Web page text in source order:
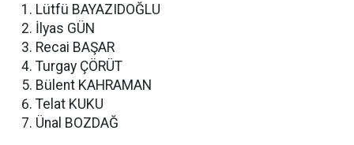
Lütfü BAYAZIDOĞLU
İlyas GÜN
Recai BAŞAR
Turgay ÇÖRÜT
Bülent KAHRAMAN
Telat KUKU
Ünal BOZDAĞ